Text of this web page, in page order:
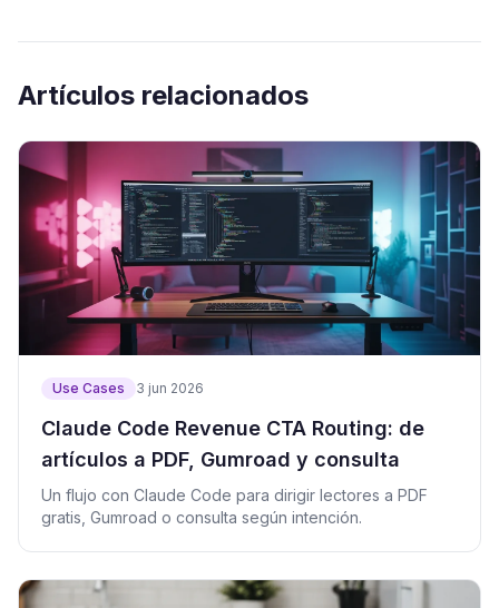
Artículos relacionados
Use Cases 3 jun 2026
Claude Code Revenue CTA Routing: de
artículos a PDF, Gumroad y consulta
Un flujo con Claude Code para dirigir lectores a PDF
gratis, Gumroad o consulta según intención.